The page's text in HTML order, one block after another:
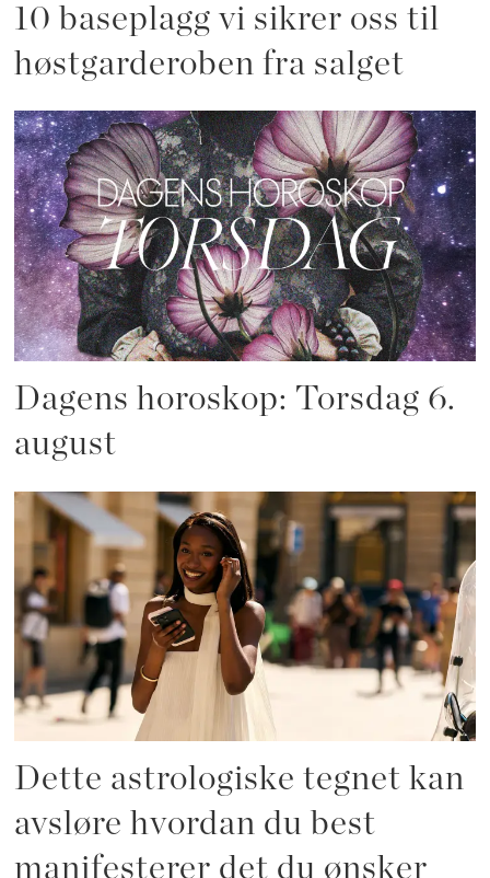
10 baseplagg vi sikrer oss til
høstgarderoben fra salget
Dagens horoskop: Torsdag 6.
august
Dette astrologiske tegnet kan
avsløre hvordan du best
manifesterer det du ønsker